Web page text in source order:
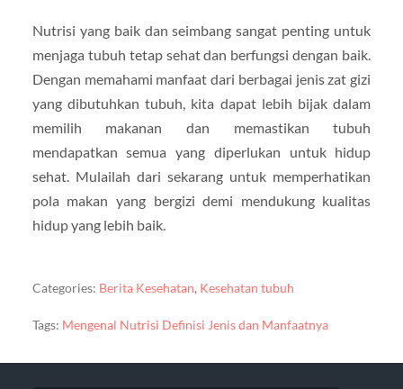
Nutrisi yang baik dan seimbang sangat penting untuk
menjaga tubuh tetap sehat dan berfungsi dengan baik.
Dengan memahami manfaat dari berbagai jenis zat gizi
yang dibutuhkan tubuh, kita dapat lebih bijak dalam
memilih makanan dan memastikan tubuh
mendapatkan semua yang diperlukan untuk hidup
sehat. Mulailah dari sekarang untuk memperhatikan
pola makan yang bergizi demi mendukung kualitas
hidup yang lebih baik.
Categories: Berita Kesehatan, Kesehatan tubuh
Tags: Mengenal Nutrisi Definisi Jenis dan Manfaatnya